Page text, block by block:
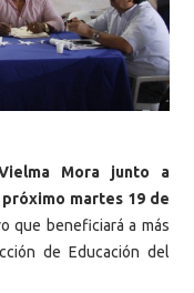
Mora junto a
martes 19 de
que beneficiará a más
de Educación del